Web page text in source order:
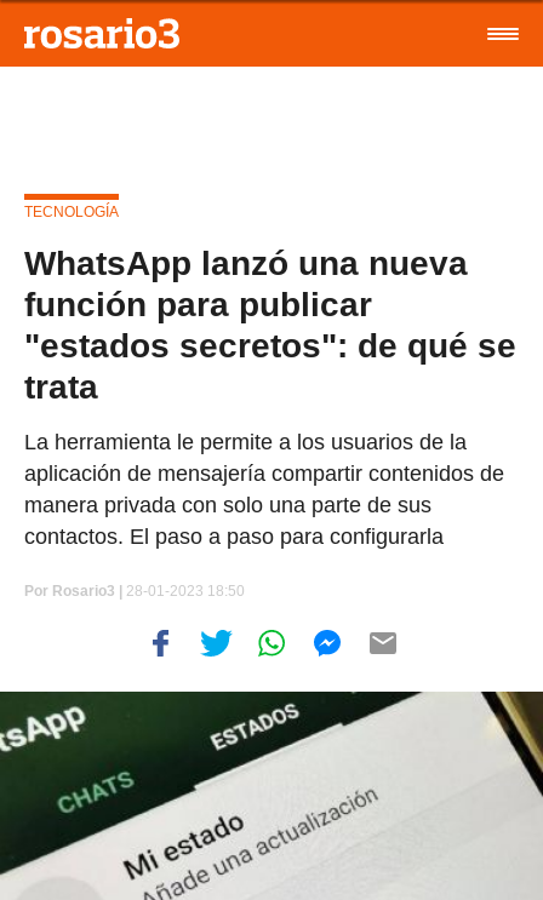
TECNOLOGÍA
WhatsApp lanzó una nueva
función para publicar
"estados secretos": de qué se
trata
La herramienta le permite a los usuarios de la
aplicación de mensajería compartir contenidos de
manera privada con solo una parte de sus
contactos. El paso a paso para configurarla
Por Rosario3 | 28-01-2023 18:50